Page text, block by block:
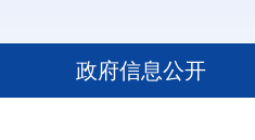
政府信息公开